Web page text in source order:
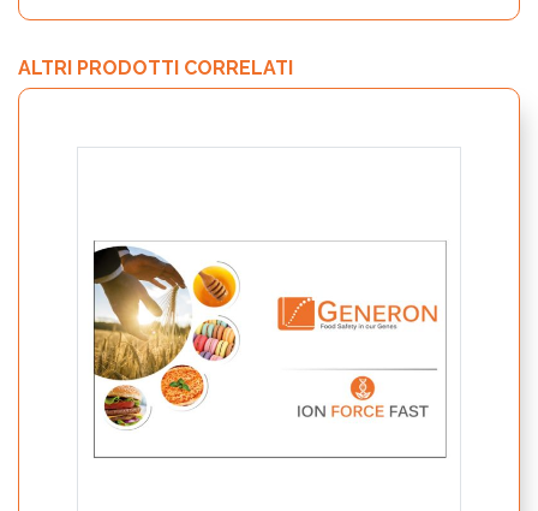
ALTRI PRODOTTI CORRELATI